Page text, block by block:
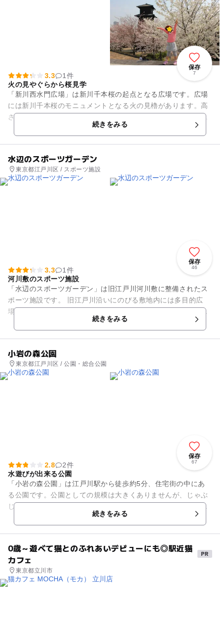
保存
7
3.3
1件
火の見やぐらから桜見学
「新川西水門広場」は新川千本桜の起点となる広場です。広場
には新川千本桜のモニュメントとなる火の見櫓があります。高
さは15.5メートルあり、黒い色で遠目からも目立ちます。やぐ
らには登ることが出来ま...続きをみる
水辺のスポーツガーデン
東京都江戸川区 / スポーツ施設
保存
46
3.3
1件
河川敷のスポーツ施設
「水辺のスポーツガーデン」は旧江戸川河川敷に整備されたス
ポーツ施設です。 旧江戸川沿いにのびる敷地内には多目的広
場、テニスコート、野球場、ローラーコートなど様々な施設が
続きをみる
小岩の森公園
東京都江戸川区 / 公園・総合公園
保存
67
2.8
2件
水遊びが出来る公園
「小岩の森公園」は江戸川駅から徒歩約5分、住宅街の中にあ
る公園です。公園としての規模は大きくありませんが、じゃぶ
じゃぶ池があり、水遊びが出来るため人気があります。じゃぶ
じゃぶ池の開設期間は毎年7...続きをみる
0歳～遊べて猫とのふれあいデビューにも◎駅近猫
カフェ
東京都立川市